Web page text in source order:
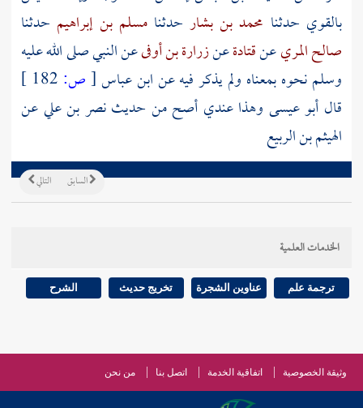
بالقوي حدثنا محمد بن بشار حدثنامسلم بن إبراهيم حدثنا
صالح المريعنقتادةعنزرارة بن أوفىعن النبي صلى الله عليه
وسلم نحوه بمعناه ولم يذكر فيه عنابن عباس[ص:
قال أبو عيسى وهذا عندي أصح من حديثنصر بن عليعن
الهيثم بن الربيع
التالي السابق
الخدمات العلمية
ترجمة علم عناوين الشجرة تخريج حديث الشرح
وثيقة الخصوصية اتفاقية الخدمة اتصل بنا من نحن